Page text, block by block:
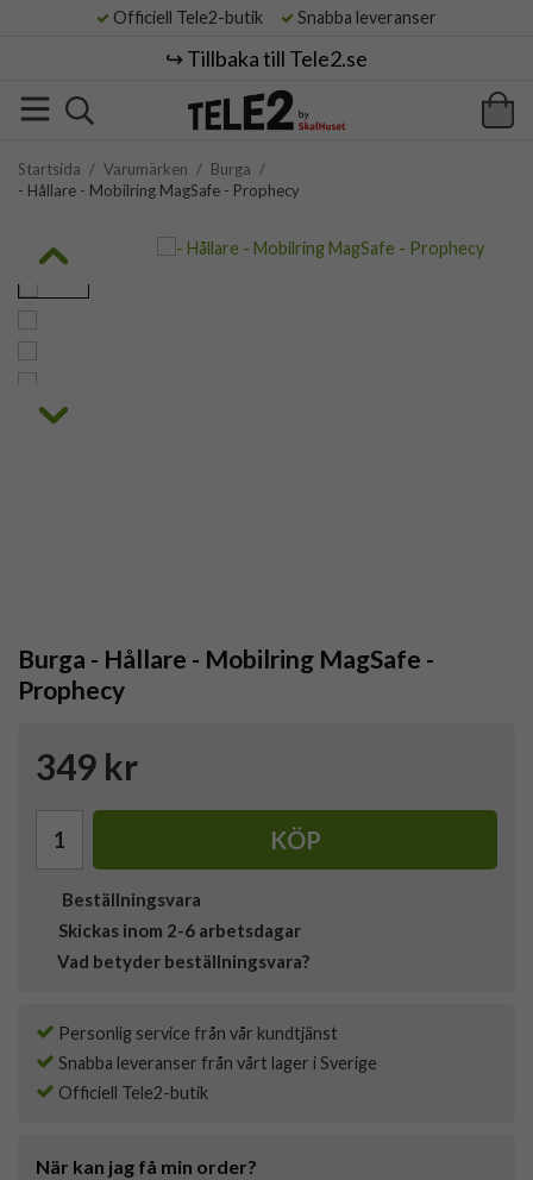
Officiell Tele2-butik Snabba leveranser
↪️ Tillbaka till Tele2.se
Startsida / Varumärken / Burga /
- Hållare - Mobilring MagSafe - Prophecy
Burga - Hållare - Mobilring MagSafe -
Prophecy
349 kr
KÖP
Beställningsvara
Skickas inom 2-6 arbetsdagar
Vad betyder beställningsvara?
Personlig service från vår kundtjänst
Snabba leveranser från vårt lager i Sverige
Officiell Tele2-butik
När kan jag få min order?